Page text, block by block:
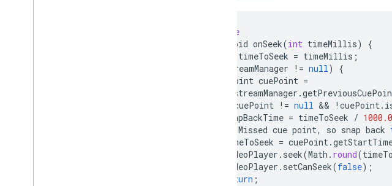
@Override
void onSeek(int timeMillis)
{
timeToSeek = timeMillis ;
streamManager != null )
{
CuePoint cuePoint =
streamManager .
cuePoint != null && ! cuePoint .
snapBackTime = timeToSeek / 1000.0
Missed cue point, so snap back
timeToSeek = cuePoint .
videoPlayer . seek(Math . round(
videoPlayer . setCanSeek(false);
return ;